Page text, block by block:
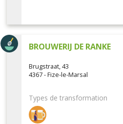
BROUWERIJ DE RANKE
Brugstraat, 43
4367 - Fize-le-Marsal
Types de transformation